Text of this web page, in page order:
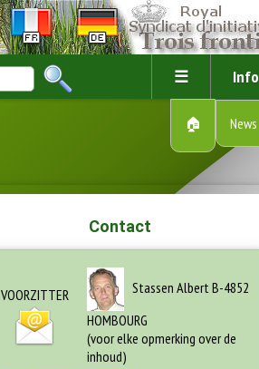
☰ Info
🏠 News
Contact
VOORZITTER
Stassen Albert B-4852
HOMBOURG
(voor elke opmerking over de
inhoud)